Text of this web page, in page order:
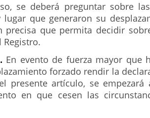
se deberá preguntar sobre
que generaron su
precisa que permita decidir
Registro.
En evento de fuerza mayor que
forzado rendir la
presente artículo, se
en que cesen las